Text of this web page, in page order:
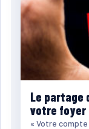
Le partage
votre foyer
« Votre